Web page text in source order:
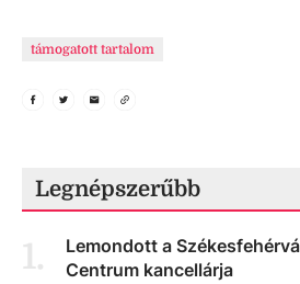
támogatott tartalom
Legnépszerűbb
1.
Lemondott a
Centrum kancellárja